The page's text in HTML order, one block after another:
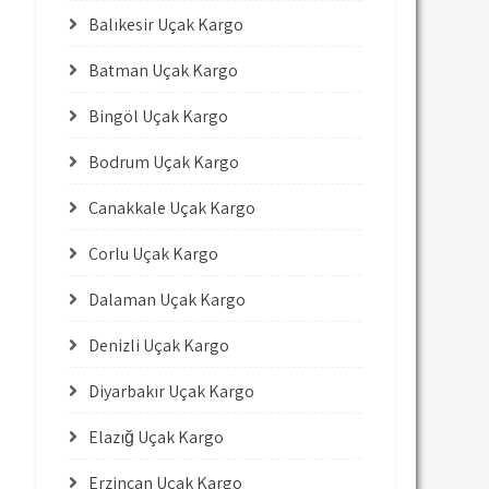
Balıkesir Uçak Kargo
Batman Uçak Kargo
Bingöl Uçak Kargo
Bodrum Uçak Kargo
Çanakkale Uçak Kargo
Çorlu Uçak Kargo
Dalaman Uçak Kargo
Denizli Uçak Kargo
Diyarbakır Uçak Kargo
Elazığ Uçak Kargo
Erzincan Uçak Kargo